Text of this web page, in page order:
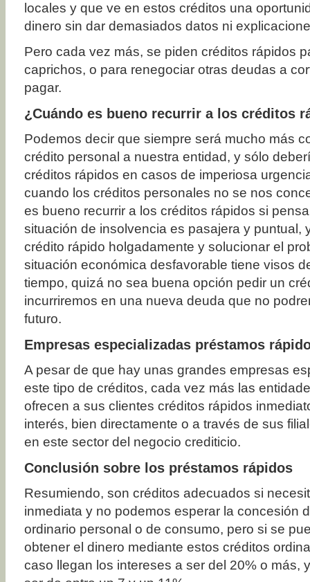
locales y que ve en estos créditos una
dinero sin dar demasiados datos ni
Pero cada vez más, se piden créditos rápidos
caprichos, o para renegociar otras deudas a
pagar.
¿Cuándo es bueno recurrir a los créditos
Podemos decir que siempre será mucho más
crédito personal a nuestra entidad, y sólo
créditos rápidos en casos de imperiosa
cuando los créditos personales no se nos
es bueno recurrir a los créditos rápidos si
situación de insolvencia es pasajera y puntual,
crédito rápido holgadamente y solucionar el
situación económica desfavorable tiene visos
tiempo, quizá no sea buena opción pedir un
incurriremos en una nueva deuda que no
futuro.
Empresas especializadas préstamos
A pesar de que hay unas grandes empresas
este tipo de créditos, cada vez más las
ofrecen a sus clientes créditos rápidos
interés, bien directamente o a través de sus
en este sector del negocio crediticio.
Conclusión sobre los préstamos rápidos
Resumiendo, son créditos adecuados si
inmediata y no podemos esperar la concesión
ordinario personal o de consumo, pero si se
obtener el dinero mediante estos créditos
caso llegan los intereses a ser del 20% o más,